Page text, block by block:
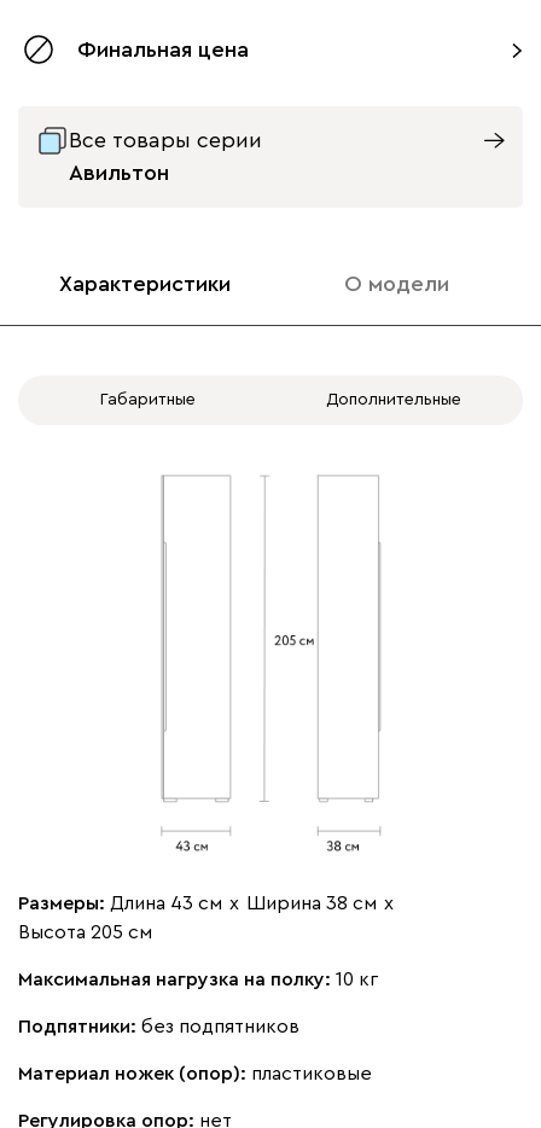
Финальная цена
Все товары серии
Авильтон
Характеристики О модели
Габаритные Дополнительные
Размеры: Длина 43 см х Ширина 38 см х
Высота 205 см
Максимальная нагрузка на полку: 10 кг
Подпятники: без подпятников
Материал ножек (опор): пластиковые
Регулировка опор: нет